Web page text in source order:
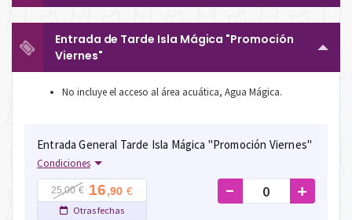
Entrada de Tarde Isla Mágica "Promoción
Viernes"
No incluye el acceso al área acuática, Agua Mágica.
25,00 € 16,90 €
Otras fechas
Entrada General Tarde Isla Mágica "Promoción Viernes"
Condiciones
- +